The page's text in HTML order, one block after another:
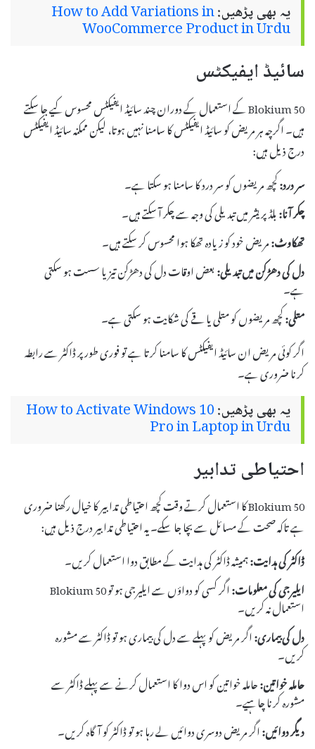
یہ بھی پڑھیں:How to Add Variations in
WooCommerce Product in Urdu
سائیڈ ایفیکٹس
Blokium 50 کے استعمال کے دوران چند سائیڈ ایفیکٹس محسوس کیے جا سکتے
ہیں۔ اگرچہ ہر مریض کو سائیڈ ایفیکٹس کا سامنا نہیں ہوتا، لیکن ممکنہ سائیڈ ایفیکٹس
درج ذیل ہیں:
سر درد:کچھ مریضوں کو سر درد کا سامنا ہو سکتا ہے۔
چکر آنا:بلڈ پریشر میں تبدیلی کی وجہ سے چکر آ سکتے ہیں۔
تھکاوٹ:مریض خود کو زیادہ تھکا ہوا محسوس کر سکتے ہیں۔
دل کی دھڑکن میں تبدیلی:بعض اوقات دل کی دھڑکن تیز یا سست ہو سکتی
ہے۔
متلی:کچھ مریضوں کو متلی یا قے کی شکایت ہو سکتی ہے۔
اگر کوئی مریض ان سائیڈ ایفیکٹس کا سامنا کرتا ہے تو فوری طور پر ڈاکٹر سے رابطہ
کرنا ضروری ہے۔
یہ بھی پڑھیں:How to Activate Windows 10
Pro in Laptop in Urdu
احتیاطی تدابیر
Blokium 50 کا استعمال کرتے وقت کچھ احتیاطی تدابیر کا خیال رکھنا ضروری
ہے تاکہ صحت کے مسائل سے بچا جا سکے۔ یہ احتیاطی تدابیر درج ذیل ہیں:
ڈاکٹر کی ہدایت:ہمیشہ ڈاکٹر کی ہدایت کے مطابق دوا استعمال کریں۔
ایلیرجی کی معلومات:
اگر کسی کو دواؤں سے ایلیرجی ہو تو Blokium 50
استعمال نہ کریں۔
دل کی بیماری:اگر مریض کو پہلے سے دل کی بیماری ہو تو ڈاکٹر سے مشورہ
کریں۔
حاملہ خواتین:حاملہ خواتین کو اس دوا کا استعمال کرنے سے پہلے ڈاکٹر سے
مشورہ کرنا چاہیے۔
دیگر دوائیں:اگر مریض دوسری دوائیں لے رہا ہو تو ڈاکٹر کو آگاہ کریں۔